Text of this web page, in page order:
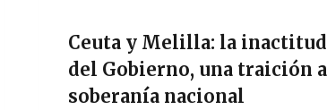
Ceuta y Melilla: la inactitud
del Gobierno, una traición
soberanía nacional